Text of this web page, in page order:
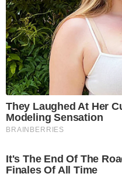
They Laughed At Her
Modeling Sensation
BRAINBERRIES
It's The End Of The
Finales Of All Time